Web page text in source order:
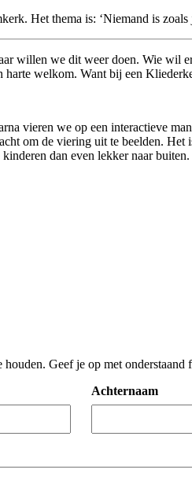
Het thema is: ‘Niemand is
willen we dit weer doen. Wie wil
welkom. Want bij een
vieren we op een interactieve
om de viering uit te beelden.
dan even lekker naar
Geef je op met onderstaand
Achternaam